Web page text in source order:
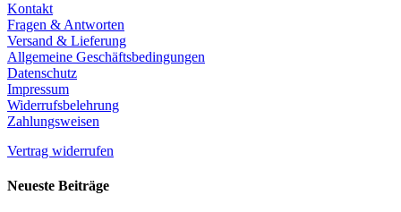
Kontakt
Fragen & Antworten
Versand & Lieferung
Allgemeine Geschäftsbedingungen
Datenschutz
Impressum
Widerrufsbelehrung
Zahlungsweisen
Vertrag widerrufen
Neueste Beiträge